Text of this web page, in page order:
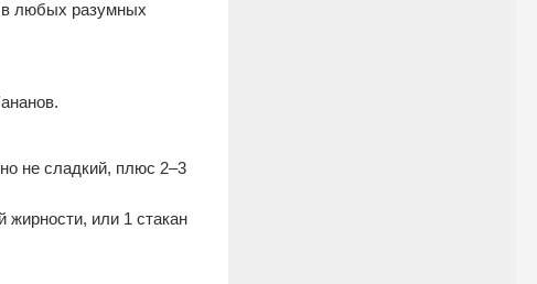
любых разумных
не сладкий, плюс 2–3
или 1 стакан